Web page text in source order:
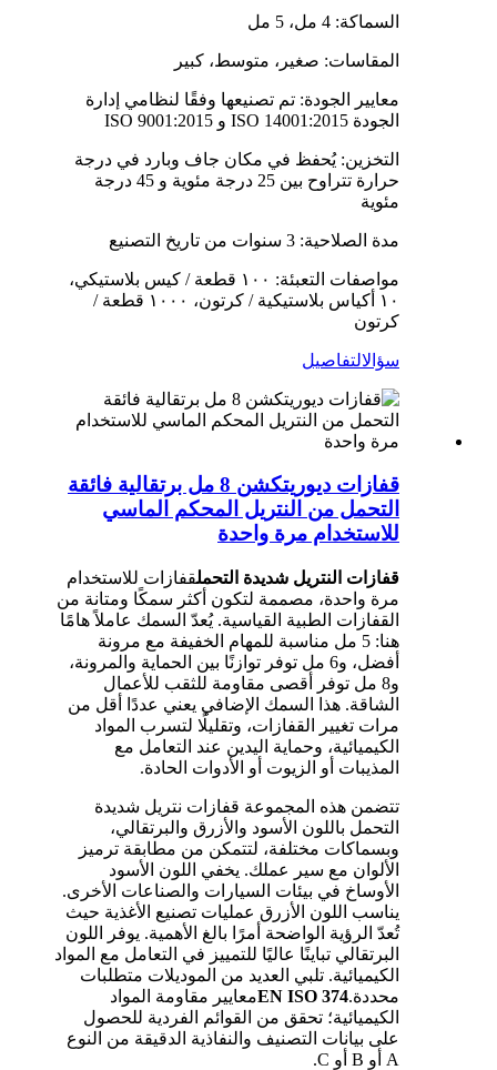
السماكة: 4 مل، 5 مل
المقاسات: صغير، متوسط، كبير
معايير الجودة: تم تصنيعها وفقًا لنظامي إدارة
الجودة ISO 14001:2015 و ISO 9001:2015
التخزين: يُحفظ في مكان جاف وبارد في درجة
حرارة تتراوح بين 25 درجة مئوية و 45 درجة
مئوية
مدة الصلاحية: 3 سنوات من تاريخ التصنيع
مواصفات التعبئة: ١٠٠ قطعة / كيس بلاستيكي،
١٠ أكياس بلاستيكية / كرتون، ١٠٠٠ قطعة /
كرتون
سؤالالتفاصيل
قفازات ديوريتكشن 8 مل برتقالية فائقة
التحمل من النتريل المحكم الماسي
للاستخدام مرة واحدة
قفازات النتريل شديدة التحملقفازات للاستخدام
مرة واحدة، مصممة لتكون أكثر سمكًا ومتانة من
القفازات الطبية القياسية. يُعدّ السمك عاملاً هامًا
هنا: 5 مل مناسبة للمهام الخفيفة مع مرونة
أفضل، و6 مل توفر توازنًا بين الحماية والمرونة،
و8 مل توفر أقصى مقاومة للثقب للأعمال
الشاقة. هذا السمك الإضافي يعني عددًا أقل من
مرات تغيير القفازات، وتقليلًا لتسرب المواد
الكيميائية، وحماية اليدين عند التعامل مع
المذيبات أو الزيوت أو الأدوات الحادة.
تتضمن هذه المجموعة قفازات نتريل شديدة
التحمل باللون الأسود والأزرق والبرتقالي،
وبسماكات مختلفة، لتتمكن من مطابقة ترميز
الألوان مع سير عملك. يخفي اللون الأسود
الأوساخ في بيئات السيارات والصناعات الأخرى.
يناسب اللون الأزرق عمليات تصنيع الأغذية حيث
تُعدّ الرؤية الواضحة أمرًا بالغ الأهمية. يوفر اللون
البرتقالي تباينًا عاليًا للتمييز في التعامل مع المواد
الكيميائية. تلبي العديد من الموديلات متطلبات
محددة.EN ISO 374معايير مقاومة المواد
الكيميائية؛ تحقق من القوائم الفردية للحصول
على بيانات التصنيف والنفاذية الدقيقة من النوع
A أو B أو C.